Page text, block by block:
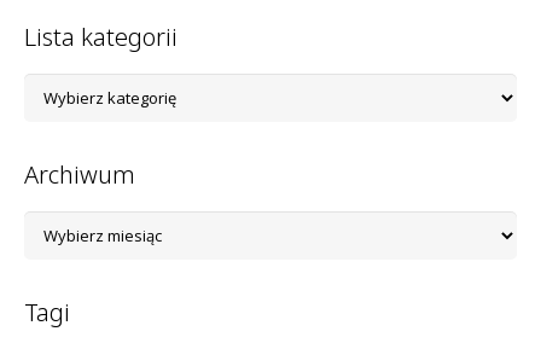
Lista kategorii
kategorii
Archiwum
Tagi